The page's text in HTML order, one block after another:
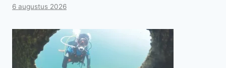
6 augustus 2026